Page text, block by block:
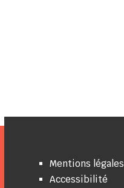
Mentions légales
Accessibilité